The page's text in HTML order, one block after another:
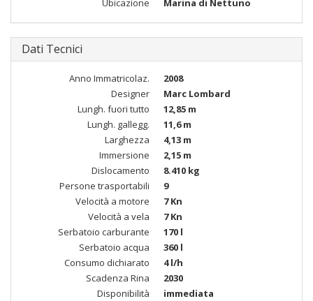
Ubicazione Marina di Nettuno
Dati Tecnici
Anno Immatricolaz.
2008
Designer
Marc Lombard
Lungh. fuori tutto
12,85 m
Lungh. gallegg.
11,6 m
Larghezza
4,13 m
Immersione
2,15 m
Dislocamento
8.410 kg
Persone trasportabili
9
Velocità a motore
7 Kn
Velocità a vela
7 Kn
Serbatoio carburante
170 l
Serbatoio acqua
360 l
Consumo dichiarato
4 l/h
Scadenza Rina
2030
Disponibilità
immediata